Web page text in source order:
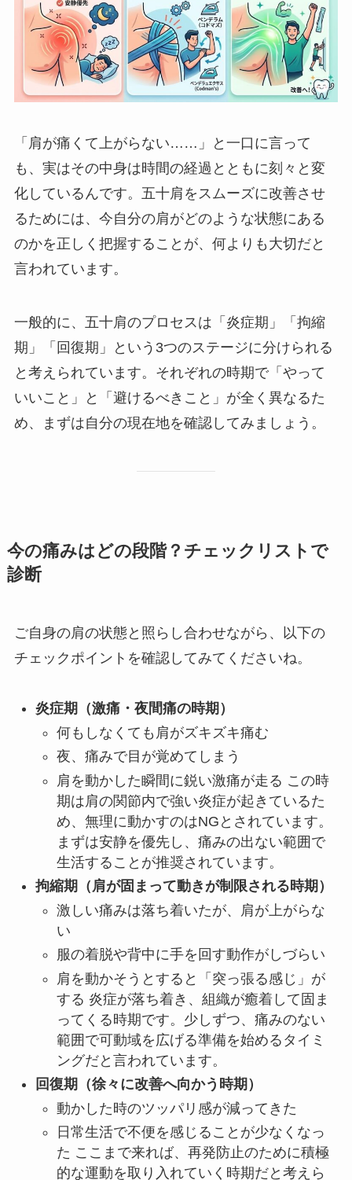
「肩が痛くて上がらない……」と一口に言って
も、実はその中身は時間の経過とともに刻々と変
化しているんです。五十肩をスムーズに改善させ
るためには、今自分の肩がどのような状態にある
のかを正しく把握することが、何よりも大切だと
言われています。
一般的に、五十肩のプロセスは「炎症期」「拘縮
期」「回復期」という3つのステージに分けられる
と考えられています。それぞれの時期で「やって
いいこと」と「避けるべきこと」が全く異なるた
め、まずは自分の現在地を確認してみましょう。
今の痛みはどの段階？チェックリストで
診断
ご自身の肩の状態と照らし合わせながら、以下の
チェックポイントを確認してみてくださいね。
炎症期（激痛・夜間痛の時期）
何もしなくても肩がズキズキ痛む
夜、痛みで目が覚めてしまう
肩を動かした瞬間に鋭い激痛が走る この時
期は肩の関節内で強い炎症が起きているた
め、無理に動かすのはNGとされています。
まずは安静を優先し、痛みの出ない範囲で
生活することが推奨されています。
拘縮期（肩が固まって動きが制限される時期）
激しい痛みは落ち着いたが、肩が上がらな
い
服の着脱や背中に手を回す動作がしづらい
肩を動かそうとすると「突っ張る感じ」が
する 炎症が落ち着き、組織が癒着して固ま
ってくる時期です。少しずつ、痛みのない
範囲で可動域を広げる準備を始めるタイミ
ングだと言われています。
回復期（徐々に改善へ向かう時期）
動かした時のツッパリ感が減ってきた
日常生活で不便を感じることが少なくなっ
た ここまで来れば、再発防止のために積極
的な運動を取り入れていく時期だと考えら